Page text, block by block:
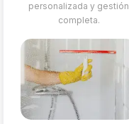
personalizada y gestión
completa.